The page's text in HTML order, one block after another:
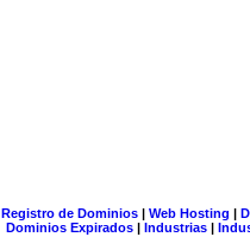
Registro de Dominios| Web Hosting |
Dominios Expirados | Industrias |